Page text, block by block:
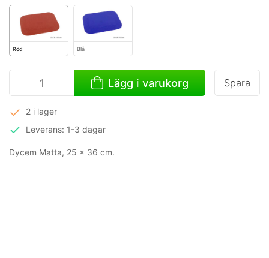
Röd Blå
Lägg i varukorg Spara
2 i lager
Leverans: 1-3 dagar
Dycem Matta, 25 x 36 cm.